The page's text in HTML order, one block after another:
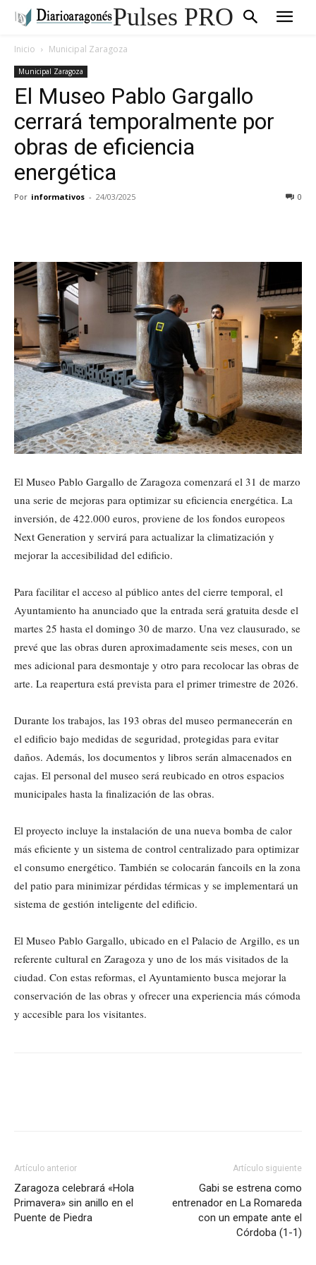
Pulses PRO
Inicio Municipal Zaragoza
Municipal Zaragoza
El Museo Pablo Gargallo
cerrará temporalmente por
obras de eficiencia
energética
Por informativos - 24/03/2025 0
El Museo Pablo Gargallo de Zaragoza comenzará el 31 de marzo
una serie de mejoras para optimizar su eficiencia energética. La
inversión, de 422.000 euros, proviene de los fondos europeos
Next Generation y servirá para actualizar la climatización y
mejorar la accesibilidad del edificio.
Para facilitar el acceso al público antes del cierre temporal, el
Ayuntamiento ha anunciado que la entrada será gratuita desde el
martes 25 hasta el domingo 30 de marzo. Una vez clausurado, se
prevé que las obras duren aproximadamente seis meses, con un
mes adicional para desmontaje y otro para recolocar las obras de
arte. La reapertura está prevista para el primer trimestre de 2026.
Durante los trabajos, las 193 obras del museo permanecerán en
el edificio bajo medidas de seguridad, protegidas para evitar
daños. Además, los documentos y libros serán almacenados en
cajas. El personal del museo será reubicado en otros espacios
municipales hasta la finalización de las obras.
El proyecto incluye la instalación de una nueva bomba de calor
más eficiente y un sistema de control centralizado para optimizar
el consumo energético. También se colocarán fancoils en la zona
del patio para minimizar pérdidas térmicas y se implementará un
sistema de gestión inteligente del edificio.
El Museo Pablo Gargallo, ubicado en el Palacio de Argillo, es un
referente cultural en Zaragoza y uno de los más visitados de la
ciudad. Con estas reformas, el Ayuntamiento busca mejorar la
conservación de las obras y ofrecer una experiencia más cómoda
y accesible para los visitantes.
Artículo anterior
Zaragoza celebrará «Hola
Primavera» sin anillo en el
Puente de Piedra
Artículo siguiente
Gabi se estrena como
entrenador en La Romareda
con un empate ante el
Córdoba (1-1)